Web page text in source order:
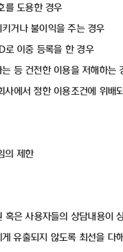
를 도용한 경우
거나 불이익을 주는 경우
로 이중 등록을 한 경우
등 건전한 이용을 저해하는
사에서 정한 이용조건에 위배
의 제한
혹은 사용자들의 상담내용이
유출되지 않도록 최선을 다